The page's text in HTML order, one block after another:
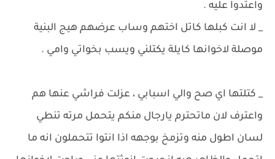
واعتدوا عليه .
_ لا انت كبلها كاتل اختهم وساب عرضهم هيج البنية
موصلة لاخوانها كايلة يكتلني ويسب بخواتي وامي .
_ كتلتها اي صح والي اسبابي ، عزلت فراشي عنها هم
واعترف لان ماتحترم يارجال منكم يتحمل مرته تنطي
لسان اطول منه وتزمخ بوجهه اذا انتوا تتحملون انه ما